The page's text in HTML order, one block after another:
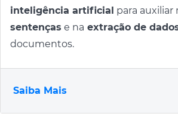
inteligência artificial para auxiliar
sentenças e na extração de
documentos.
Saiba Mais